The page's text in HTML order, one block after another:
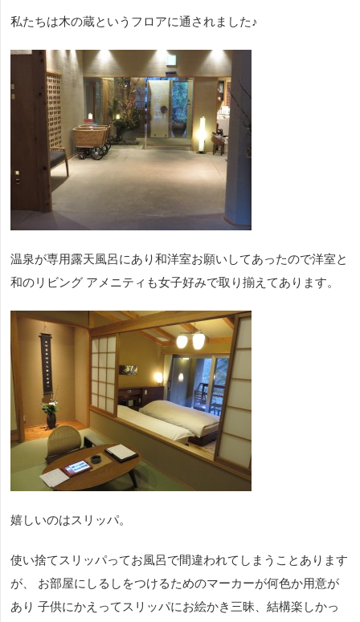
私たちは木の蔵というフロアに通されました♪
温泉が専用露天風呂にあり和洋室お願いしてあったので洋室と
和のリビング アメニティも女子好みで取り揃えてあります。
嬉しいのはスリッパ。
使い捨てスリッパってお風呂で間違われてしまうことあります
が、 お部屋にしるしをつけるためのマーカーが何色か用意が
あり 子供にかえってスリッパにお絵かき三昧、結構楽しかっ